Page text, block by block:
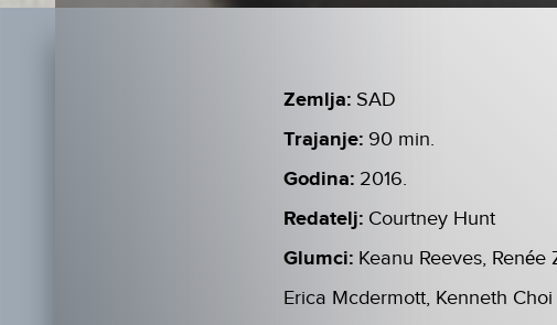
Zemlja: SAD
Trajanje: 90 min.
Godina: 2016.
Redatelj: Courtney Hunt
Glumci: Keanu Reeves,
Erica Mcdermott, Kenneth Choi